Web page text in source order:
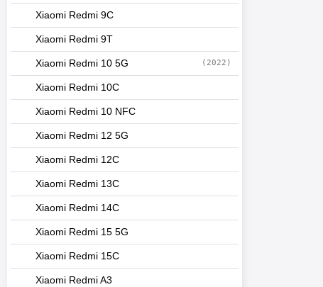
Xiaomi Redmi 9C
Xiaomi Redmi 9T
Xiaomi Redmi 10 5G (2022)
Xiaomi Redmi 10C
Xiaomi Redmi 10 NFC
Xiaomi Redmi 12 5G
Xiaomi Redmi 12C
Xiaomi Redmi 13C
Xiaomi Redmi 14C
Xiaomi Redmi 15 5G
Xiaomi Redmi 15C
Xiaomi Redmi A3